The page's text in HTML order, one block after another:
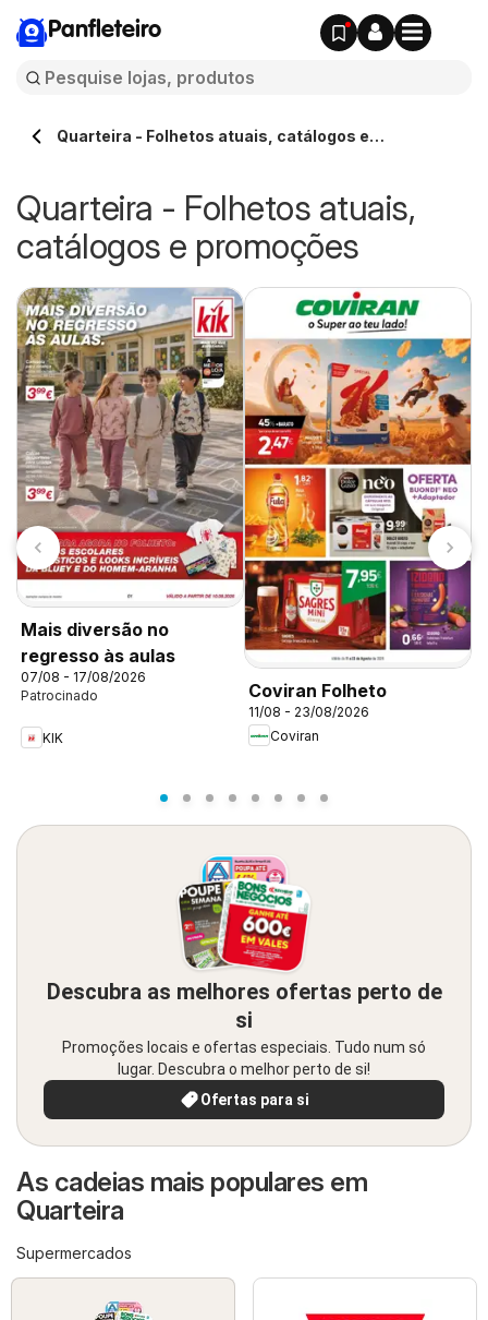
Panfleteiro
Quarteira - Folhetos atuais, catálogos e
Quarteira - Folhetos atuais,
catálogos e promoções
Mais diversão no
regresso às aulas
07/08 - 17/08/2026
KIK
Coviran Folheto
11/08 - 23/08/2026
Coviran
Descubra as melhores ofertas perto de
si
Promoções locais e ofertas especiais. Tudo num só
lugar. Descubra o melhor perto de si!
Ofertas para si
As cadeias mais populares em
Quarteira
Supermercados